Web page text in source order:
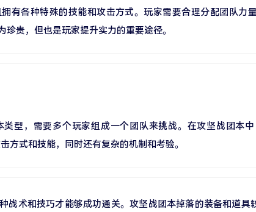
有各种特殊的技能和攻击方式。玩家需要合理分配团队力
贵，但也是玩家提升实力的重要途径。
型，需要多个玩家组成一个团队来挑战。在攻坚战团本
方式和技能，同时还有复杂的机制和考验。
战术和技巧才能够成功通关。攻坚战团本掉落的装备和道具